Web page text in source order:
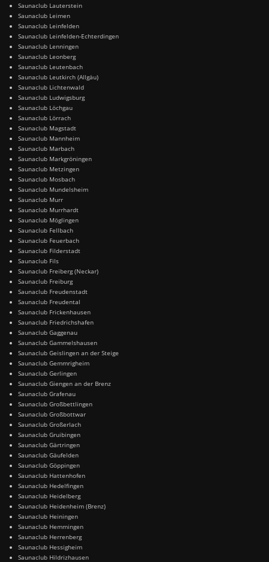
Saunaclub Lauterstein
Saunaclub Leimen
Saunaclub Leinfelden
Saunaclub Leinfelden-Echterdingen
Saunaclub Lenningen
Saunaclub Leonberg
Saunaclub Leutenbach
Saunaclub Leutkirch (Allgäu)
Saunaclub Lichtenwald
Saunaclub Ludwigsburg
Saunaclub Löchgau
Saunaclub Lörrach
Saunaclub Magstadt
Saunaclub Mannheim
Saunaclub Marbach
Saunaclub Markgröningen
Saunaclub Metzingen
Saunaclub Mosbach
Saunaclub Mundelsheim
Saunaclub Murr
Saunaclub Murrhardt
Saunaclub Möglingen
Saunaclub Fellbach
Saunaclub Feuerbach
Saunaclub Filderstadt
Saunaclub Fils
Saunaclub Freiberg (Neckar)
Saunaclub Freiburg
Saunaclub Freudenstadt
Saunaclub Freudental
Saunaclub Frickenhausen
Saunaclub Friedrichshafen
Saunaclub Gaggenau
Saunaclub Gammelshausen
Saunaclub Geislingen an der Steige
Saunaclub Gemmrigheim
Saunaclub Gerlingen
Saunaclub Giengen an der Brenz
Saunaclub Grafenau
Saunaclub Großbettlingen
Saunaclub Großbottwar
Saunaclub Großerlach
Saunaclub Gruibingen
Saunaclub Gärtringen
Saunaclub Gäufelden
Saunaclub Göppingen
Saunaclub Hattenhofen
Saunaclub Hedelfingen
Saunaclub Heidelberg
Saunaclub Heidenheim (Brenz)
Saunaclub Heiningen
Saunaclub Hemmingen
Saunaclub Herrenberg
Saunaclub Hessigheim
Saunaclub Hildrizhausen